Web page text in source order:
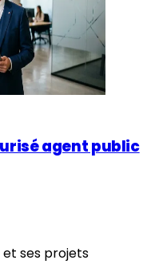
agent public
et ses projets